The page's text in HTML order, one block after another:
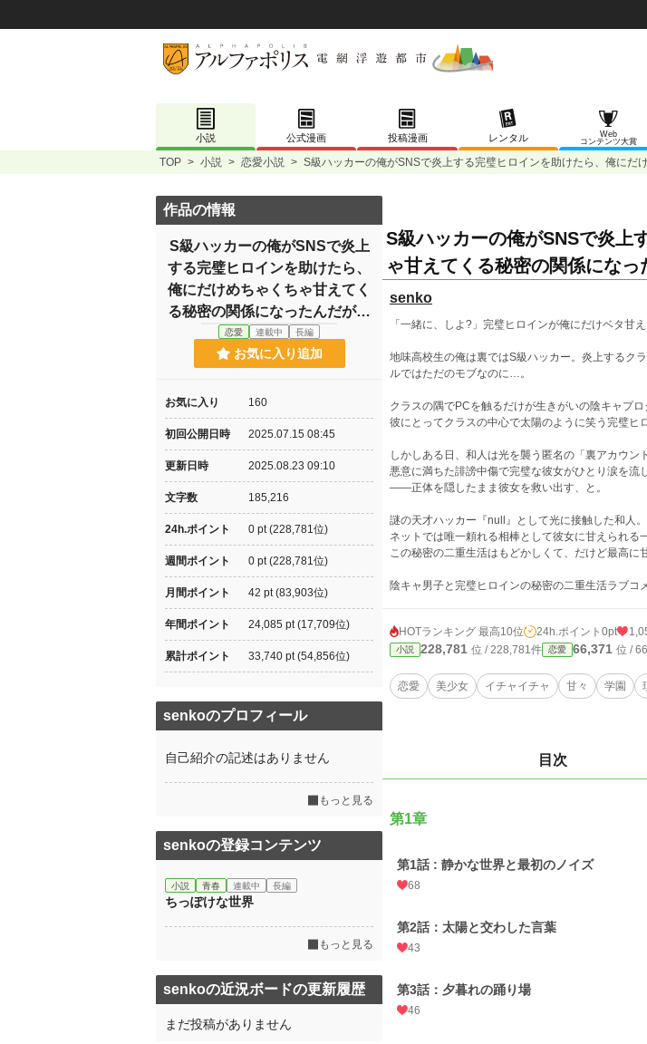
小説 公式漫画 投稿漫画 レンタル
Web
コンテンツ大賞
TOP > 小説 > 恋愛小説 > S級ハッカーの俺がSNSで炎上する完璧ヒロインを助けたら、俺に
S級ハッカーの俺がSNSで炎上
ゃ甘えてくる秘密の関係にな
senko
「一緒に、しよ?」完璧ヒロインが俺にだけベタ甘え
地味高校生の俺は裏ではS級ハッカー。炎上するク
ルではただのモブなのに…。
クラスの隅でPCを触るだけが生きがいの陰キャプロ
彼にとってクラスの中心で太陽のように笑う完璧ヒ
しかしある日、和人は光を襲う匿名の「裏アカウン
悪意に満ちた誹謗中傷で完璧な彼女がひとり涙を流
――正体を隠したまま彼女を救い出す、と。
謎の天才ハッカー『null』として光に接触した和人。
ネットでは唯一頼れる相棒として彼女に甘えられる
この秘密の二重生活はもどかしくて、だけど最高に甘
陰キャ男子と完璧ヒロインの秘密の二重生活ラブコ
HOTランキング 最高10位 24h.ポイント 0pt
小説 228,781 位 / 228,781件 恋愛 66,371 位 /
恋愛 美少女 イチャイチャ 甘々 学園
目次
第1章
第1話 : 静かな世界と最初のノイズ
68
第2話：太陽と交わした言葉
43
第3話：夕暮れの踊り場
46
作品の情報
S級ハッカーの俺がSNSで炎上
する完璧ヒロインを助けたら、
俺にだけめちゃくちゃ甘えてく
る秘密の関係になったんだが…
恋愛 連載中 長編
お気に入り追加
お気に入り 160
初回公開日時 2025.07.15 08:45
更新日時 2025.08.23 09:10
文字数 185,216
24h.ポイント 0 pt (228,781位)
週間ポイント 0 pt (228,781位)
月間ポイント 42 pt (83,903位)
年間ポイント 24,085 pt (17,709位)
累計ポイント 33,740 pt (54,856位)
senkoのプロフィール
自己紹介の記述はありません
もっと見る
senkoの登録コンテンツ
小説 青春 連載中 長編
ちっぽけな世界
もっと見る
senkoの近況ボードの更新履歴
まだ投稿がありません